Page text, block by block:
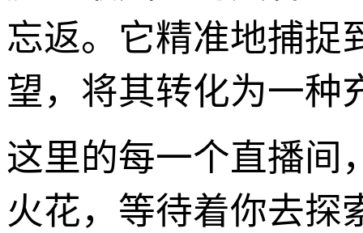
忘返。它精准地捕捉
望，将其转化为一种
这里的每一个直播间
火花，等待着你去探